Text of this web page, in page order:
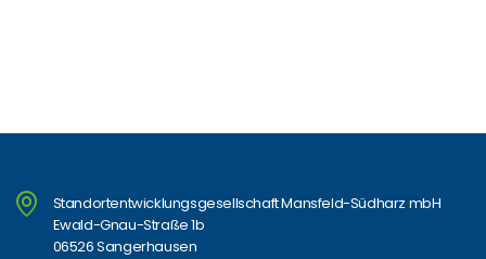
Standortentwicklungsgesellschaft Mansfeld-Südharz mbH
Ewald-Gnau-Straße 1b
06526 Sangerhausen